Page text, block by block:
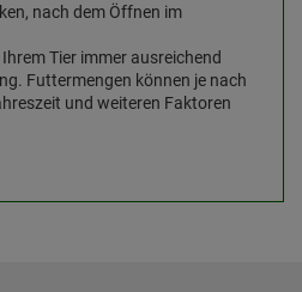
nach dem Öffnen im
Tier immer ausreichend
Futtermengen können je nach
und weiteren Faktoren